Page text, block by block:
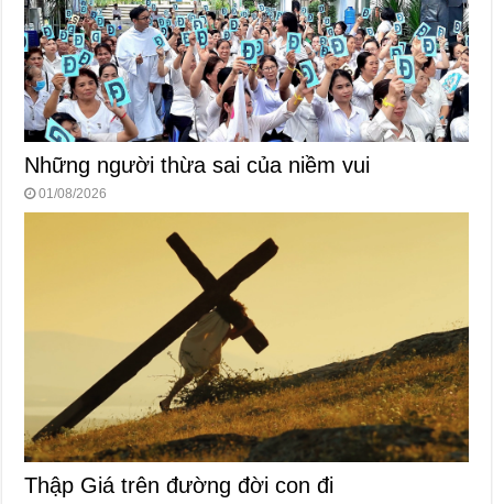
Những người thừa sai của niềm vui
01/08/2026
Thập Giá trên đường đời con đi